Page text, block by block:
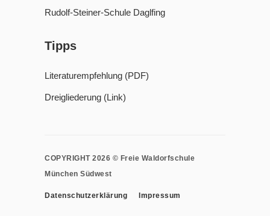
Rudolf-Steiner-Schule Daglfing
Tipps
Literaturempfehlung (PDF)
Dreigliederung (Link)
COPYRIGHT 2026 © Freie Waldorfschule
München Südwest
Datenschutzerklärung Impressum